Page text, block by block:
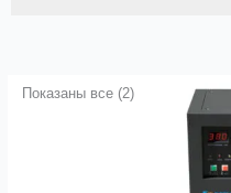
Показаны все (2)